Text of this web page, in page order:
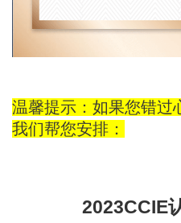
温馨提示：如果您错过
我们帮您安排：
2023CCIE